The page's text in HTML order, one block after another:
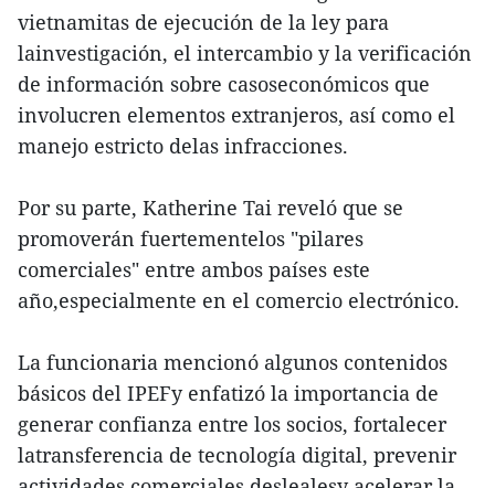
vietnamitas de ejecución de la ley para
lainvestigación, el intercambio y la verificación
de información sobre casoseconómicos que
involucren elementos extranjeros, así como el
manejo estricto delas infracciones.
Por su parte, Katherine Tai reveló que se
promoverán fuertementelos "pilares
comerciales" entre ambos países este
año,especialmente en el comercio electrónico.
La funcionaria mencionó algunos contenidos
básicos del IPEFy enfatizó la importancia de
generar confianza entre los socios, fortalecer
latransferencia de tecnología digital, prevenir